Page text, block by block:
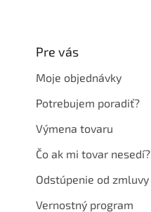
Pre vás
Moje objednávky
Potrebujem poradiť?
Výmena tovaru
Čo ak mi tovar nesedí?
Odstúpenie od zmluvy
Vernostný program